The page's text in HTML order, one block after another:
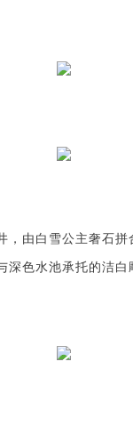
，由白雪公主奢石
深色水池承托的洁白